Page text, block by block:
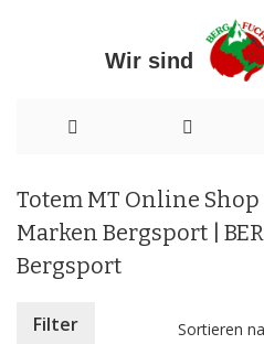
Wir sind
zum
Totem MT Online Shop
Marken Bergsport |
Bergsport
Sortieren
Filter